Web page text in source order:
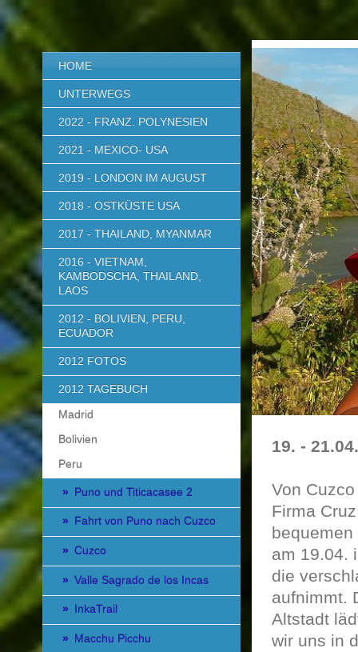
19. - 21.04.
Von
Firma
am 19.04.
die
aufnimmt.
Altstadt
wir uns in
HOME
UNTERWEGS
2022 - FRANZ. POLYNESIEN
2021 - MEXICO- USA
2019 - LONDON IM AUGUST
2018 - OSTKÜSTE USA
2017 - THAILAND, MYANMAR
2016 - VIETNAM,
KAMBODSCHA, THAILAND,
LAOS
2012 - BOLIVIEN, PERU,
ECUADOR
2012 FOTOS
2012 TAGEBUCH
Madrid
Bolivien
Peru
Puno und Titicacasee 2
Fahrt von Puno nach Cuzco
Cuzco
Valle Sagrado de los Incas
InkaTrail
Macchu Picchu